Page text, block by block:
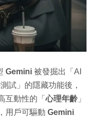
Gemini 被發掘出「AI
試」的隱藏功能後，
互動性的「心理年齡」
用戶可驅動 Gemini